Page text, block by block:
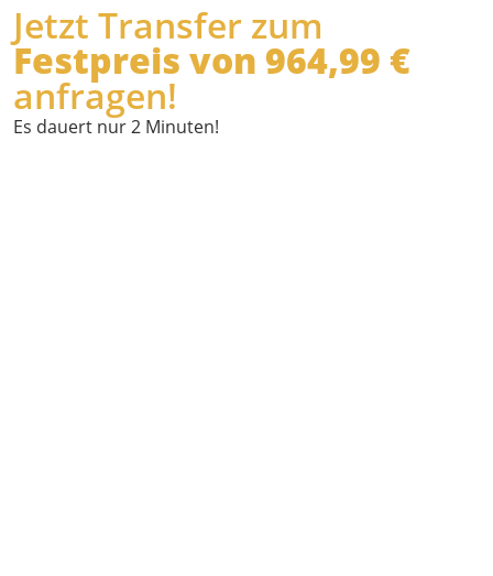
Jetzt Transfer zum
Festpreis von 964,99 €
anfragen!
Es dauert nur 2 Minuten!